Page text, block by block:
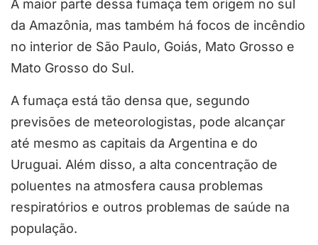
A maior parte dessa fumaça tem origem no sul
da Amazônia, mas também há focos de incêndio
no interior de São Paulo, Goiás, Mato Grosso e
Mato Grosso do Sul.
A fumaça está tão densa que, segundo
previsões de meteorologistas, pode alcançar
até mesmo as capitais da Argentina e do
Uruguai. Além disso, a alta concentração de
poluentes na atmosfera causa problemas
respiratórios e outros problemas de saúde na
população.